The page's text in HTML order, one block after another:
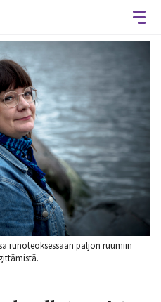
runoteoksessaan paljon ruumiin